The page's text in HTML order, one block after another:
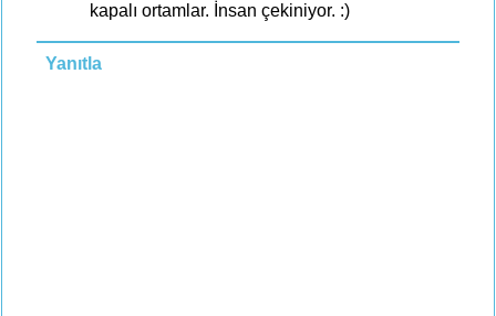
kapalı ortamlar. İnsan çekiniyor. :)
Yanıtla